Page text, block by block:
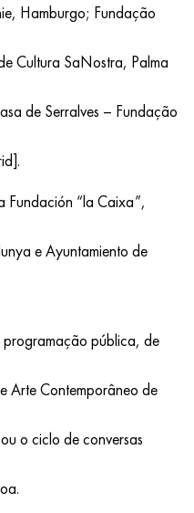
Hamburgo; Fundação
Cultura SaNostra, Palma
de Serralves – Fundação
Fundación “la Caixa”,
e Ayuntamiento de
programação pública, de
Arte Contemporâneo de
o ciclo de conversas